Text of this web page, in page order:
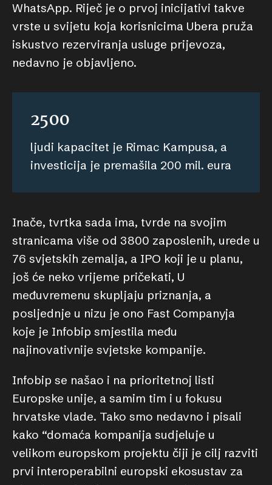
WhatsApp. Riječ je o prvoj inicijativi takve
vrste u svijetu koja korisnicima Ubera pruža
iskustvo rezerviranja usluge prijevoza,
nedavno je objavljeno.
2500
ljudi kapacitet je Rimac Kampusa, a
investicija je premašila 200 mil. eura
Inače, tvrtka sada ima, tvrde na svojim
stranicama više od 3800 zaposlenih, urede u
76 svjetskih zemalja, a IPO koji je u planu,
još će neko vrijeme pričekati, U
međuvremenu skupljaju priznanja, a
posljednje u nizu je ono Fast Companyja
koje je Infobip smjestila među
najinovativnije svjetske kompanije.
Infobip se našao i na prioritetnoj listi
Europske unije, a samim tim i u fokusu
hrvatske vlade. Tako smo nedavno i pisali
kako “domaća kompanija sudjeluje u
velikom europskom projektu čiji je cilj razviti
prvi interoperabilni europski ekosustav za